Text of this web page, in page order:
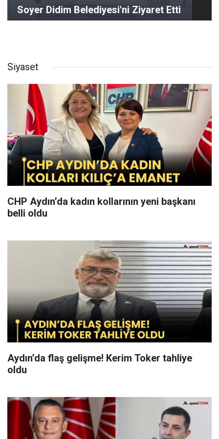
Soyer Didim Belediyesi'ni Ziyaret Etti
Siyaset
CHP Aydın’da kadın kollarının yeni başkanı
belli oldu
Aydın’da flaş gelişme! Kerim Toker tahliye
oldu